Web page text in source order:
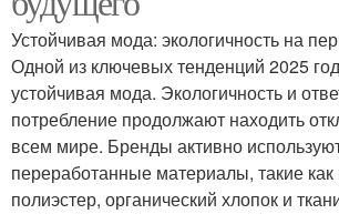
Устойчивая мода: экологичность на
Одной из ключевых тенденций 2025
устойчивая мода. Экологичность и
потребление продолжают находить
всем мире. Бренды активно
переработанные материалы, такие
полиэстер, органический хлопок и